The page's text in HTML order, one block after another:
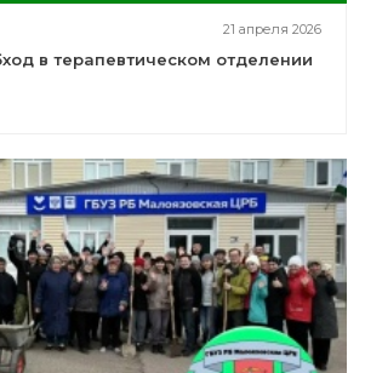
21 апреля 2026
в терапевтическом отделении